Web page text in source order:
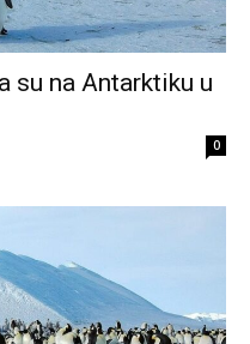
su na Antarktiku u
0